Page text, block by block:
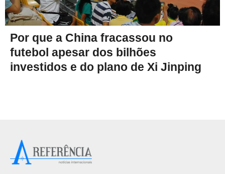
Por que a China fracassou no
futebol apesar dos bilhões
investidos e do plano de Xi Jinping